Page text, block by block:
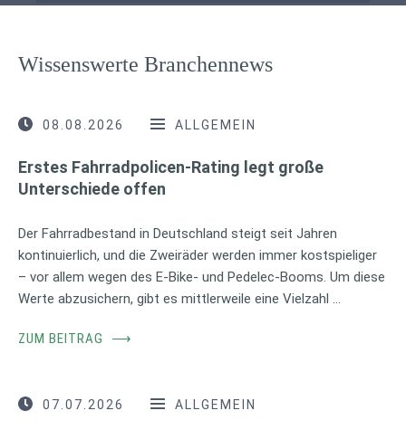
Wissenswerte Branchennews
08.08.2026 ALLGEMEIN
Erstes Fahrradpolicen-Rating legt große
Unterschiede offen
Der Fahrradbestand in Deutschland steigt seit Jahren
kontinuierlich, und die Zweiräder werden immer kostspieliger
– vor allem wegen des E-Bike- und Pedelec-Booms. Um diese
Werte abzusichern, gibt es mittlerweile eine Vielzahl …
ZUM BEITRAG ⟶
07.07.2026 ALLGEMEIN